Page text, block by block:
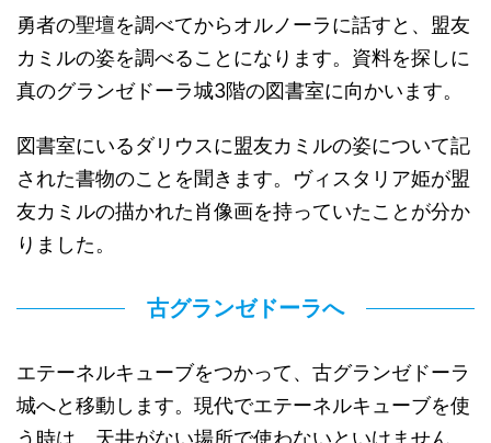
勇者の聖壇を調べてからオルノーラに話すと、盟友
カミルの姿を調べることになります。資料を探しに
真のグランゼドーラ城3階の図書室に向かいます。
図書室にいるダリウスに盟友カミルの姿について記
された書物のことを聞きます。ヴィスタリア姫が盟
友カミルの描かれた肖像画を持っていたことが分か
りました。
古グランゼドーラへ
エテーネルキューブをつかって、古グランゼドーラ
城へと移動します。現代でエテーネルキューブを使
う時は、天井がない場所で使わないといけません